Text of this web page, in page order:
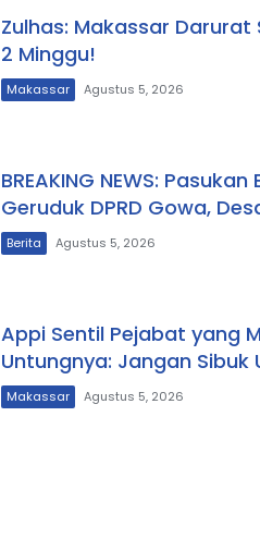
Zulhas: Makassar
2 Minggu!
Makassar Agustus 5, 2026
BREAKING NEWS:
Geruduk DPRD Gowa,
Berita Agustus 5, 2026
Appi Sentil Pejabat yang
Untungnya: Jangan Sibuk
Makassar Agustus 5, 2026